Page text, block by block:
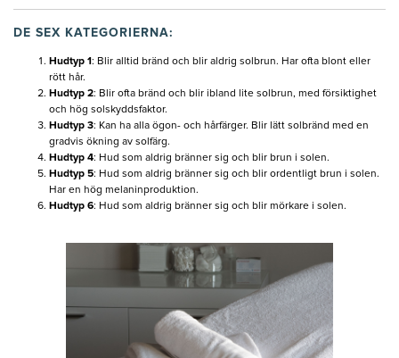
DE SEX KATEGORIERNA:
Hudtyp 1: Blir alltid bränd och blir aldrig solbrun. Har ofta blont eller
rött hår.
Hudtyp 2: Blir ofta bränd och blir ibland lite solbrun, med försiktighet
och hög solskyddsfaktor.
Hudtyp 3: Kan ha alla ögon- och hårfärger. Blir lätt solbränd med en
gradvis ökning av solfärg.
Hudtyp 4: Hud som aldrig bränner sig och blir brun i solen.
Hudtyp 5: Hud som aldrig bränner sig och blir ordentligt brun i solen.
Har en hög melaninproduktion.
Hudtyp 6: Hud som aldrig bränner sig och blir mörkare i solen.